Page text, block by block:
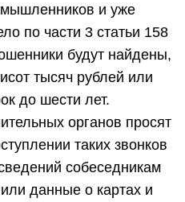
и уже
по части 3 статьи 158
будут найдены,
тысяч рублей или
до шести лет.
органов просят
таких звонков
собеседникам
данные о картах и